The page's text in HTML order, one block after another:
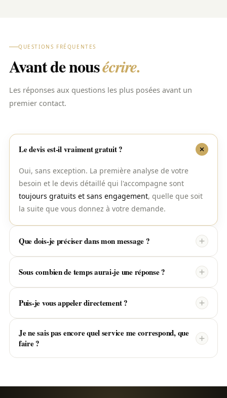
QUESTIONS FRÉQUENTES
Avant de nousécrire.
Les réponses aux questions les plus posées avant un
premier contact.
Le devis est-il vraiment gratuit ?
Oui, sans exception. La première analyse de votre
besoin et le devis détaillé qui l'accompagne sont
toujours gratuits et sans engagement, quelle que soit
la suite que vous donnez à votre demande.
Que dois-je préciser dans mon message ?
Sous combien de temps aurai-je une réponse ?
Puis-je vous appeler directement ?
Je ne sais pas encore quel service me correspond, que
faire ?